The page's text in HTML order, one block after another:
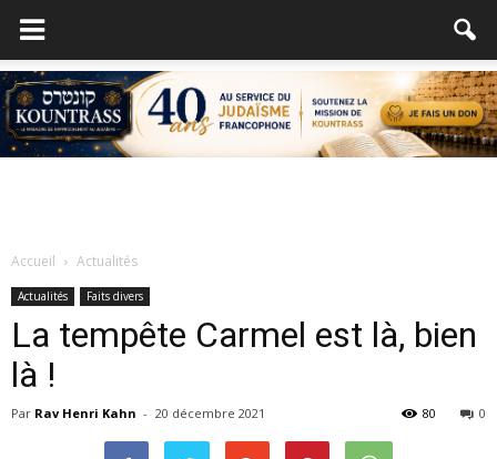
Accueil Actualités
Actualités Faits divers
La tempête Carmel est là, bien
là !
Par Rav Henri Kahn - 20 décembre 2021 0
80